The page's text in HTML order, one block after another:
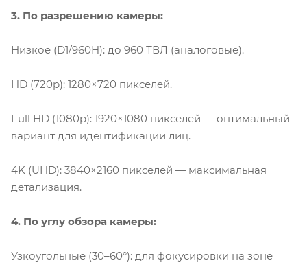
3. По разрешению камеры:
Низкое (D1/960H): до 960 ТВЛ (аналоговые).
HD (720p): 1280×720 пикселей.
Full HD (1080p): 1920×1080 пикселей — оптимальный
вариант для идентификации лиц.
4K (UHD): 3840×2160 пикселей — максимальная
детализация.
4. По углу обзора камеры:
Узкоугольные (30–60°): для фокусировки на зоне